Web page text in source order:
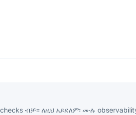
ብቻ። ለዚህ አይደለም፡ ሙሉ